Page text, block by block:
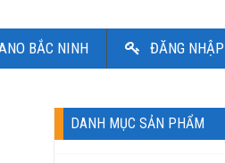
BẮC NINH ĐĂNG NHẬP
DANH MỤC SẢN PHẨM